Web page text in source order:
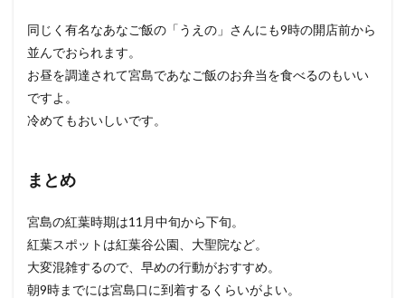
同じく有名なあなご飯の「うえの」さんにも9時の開店前から
並んでおられます。
お昼を調達されて宮島であなご飯のお弁当を食べるのもいい
ですよ。
冷めてもおいしいです。
まとめ
宮島の紅葉時期は11月中旬から下旬。
紅葉スポットは紅葉谷公園、大聖院など。
大変混雑するので、早めの行動がおすすめ。
朝9時までには宮島口に到着するくらいがよい。